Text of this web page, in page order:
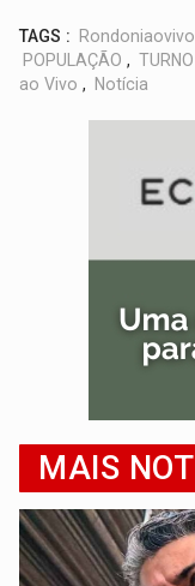
TAGS : Rondoniaovivo
POPULAÇÃO , TURNO
ao Vivo , Notícia
MAIS